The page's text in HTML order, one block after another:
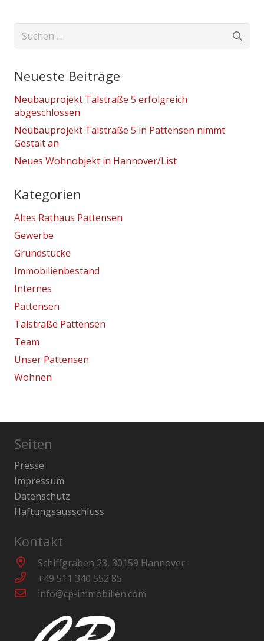
Suchen
Neueste Beiträge
Neubauprojekt Talstraße 5 erfolgreich
abgeschlossen
Neubauprojekt Talstraße 5 in Pattensen nimmt
Gestalt an
Neues Wohnobjekt in Hannover/List
Kategorien
Altes Rathaus Pattensen
Gewerbe
Grundstücke
Immobilienbestand
Internes
Pattensen
Talstraße Pattensen
Team
Unser Pattensen
Wohnen
Seiten
Presse
Impressum
Datenschutz
Haftungsausschluss
Kontakt
Schiffgraben 23, 30159 Hannover
+49 511 340 552 85
info@cp-immobilien.com